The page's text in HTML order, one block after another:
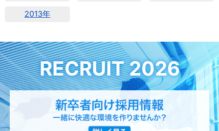
2013年
RECRUIT 2026